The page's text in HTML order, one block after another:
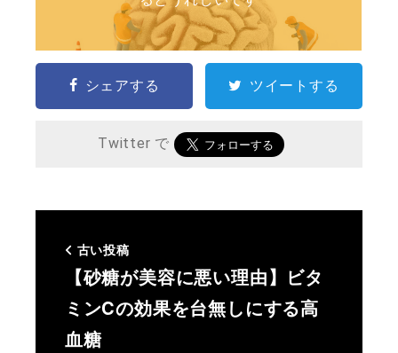
シェアする ツイートする
Twitter で
古い投稿
【砂糖が美容に悪い理由】ビタ
ミンCの効果を台無しにする高
血糖